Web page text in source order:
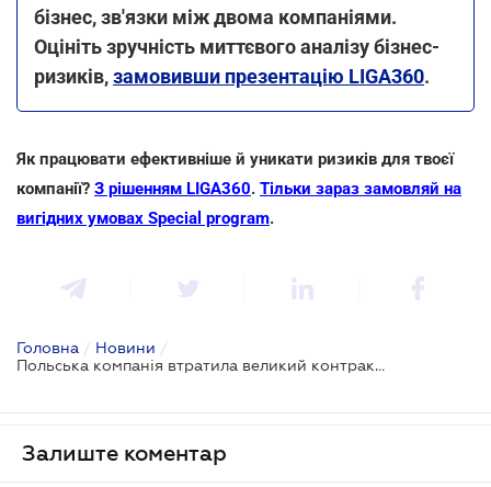
бізнес, зв'язки між двома компаніями.
Оцініть зручність миттєвого аналізу бізнес-
ризиків,замовивши презентацію LIGA360.
Як працювати ефективніше й уникати ризиків для твоєї
компанії? З рішенням LIGA360. Тільки зараз замовляй на
вигідних умовах Special program.
Головна / Новини /
Польська компанія втратила великий контракт в Україні через звинувачення у співпраці з рф
Залиште коментар